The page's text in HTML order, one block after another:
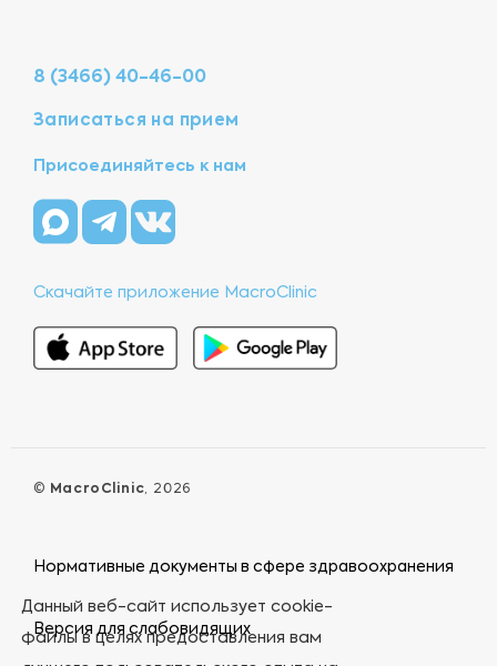
8 (3466) 40-46-00
Записаться на прием
Присоединяйтесь к нам
Скачайте приложение MacroClinic
© MacroClinic, 2026
Нормативные документы в сфере здравоохранения
Версия для слабовидящих
Данный веб-сайт использует cookie-
файлы в целях предоставления вам